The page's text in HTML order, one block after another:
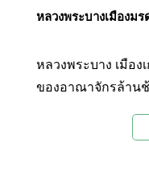
หลวงพระบางเมืองม
หลวงพระบาง เมือง
ของอาณาจักรล้าน
ในจุดที่แม่น้ำโขงแ